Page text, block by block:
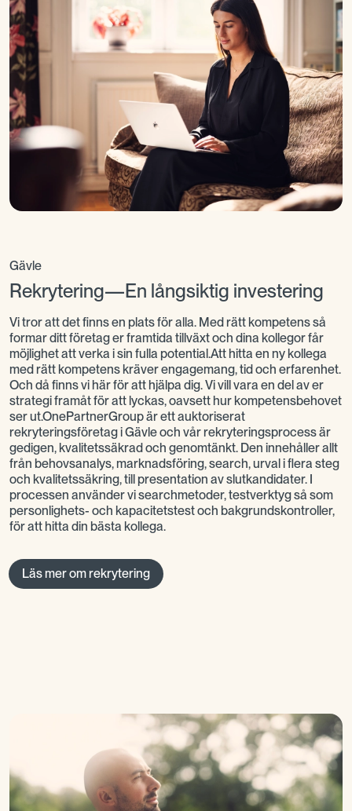
Så påbörjar vi vårt samarbete
För att hitta rätt kollega behöver vi först förstå vad
din verksamhet faktiskt behöver. Därför börjar vi
med ett samtal om rollen, teamet och kompetensen
du söker. Därefter rekommenderar vi ett upplägg
som passar din situation och skapar rätt
Gävle
Rekrytering—En långsiktig investering
Vi tror att det finns en plats för alla. Med rätt kompetens så
formar ditt företag er framtida tillväxt och dina kollegor får
möjlighet att verka i sin fulla potential.Att hitta en ny kollega
med rätt kompetens kräver engagemang, tid och erfarenhet.
Och då finns vi här för att hjälpa dig. Vi vill vara en del av er
strategi framåt för att lyckas, oavsett hur kompetensbehovet
ser ut.OnePartnerGroup är ett auktoriserat
rekryteringsföretag i Gävle och vår rekryteringsprocess är
gedigen, kvalitetssäkrad och genomtänkt. Den innehåller allt
från behovsanalys, marknadsföring, search, urval i flera steg
och kvalitetssäkring, till presentation av slutkandidater. I
processen använder vi searchmetoder, testverktyg så som
personlighets- och kapacitetstest och bakgrundskontroller,
för att hitta din bästa kollega.
Läs mer om rekrytering